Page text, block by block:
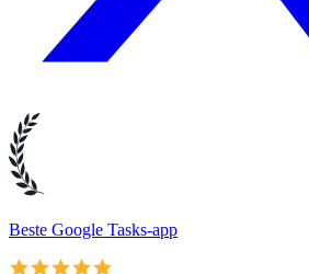
Beste Google Tasks-app